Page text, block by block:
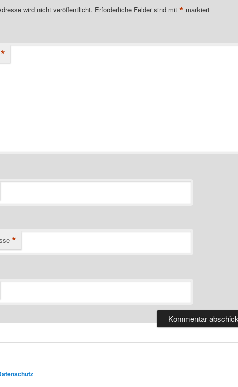
wird nicht veröffentlicht. Erforderliche Felder sind mit * markiert
*
*